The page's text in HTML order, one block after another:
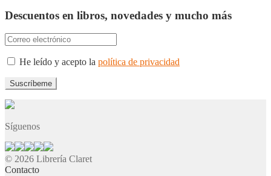
Descuentos en libros, novedades y mucho más
He leído y acepto la política de privacidad
Síguenos
© 2026 Librería Claret
Contacto